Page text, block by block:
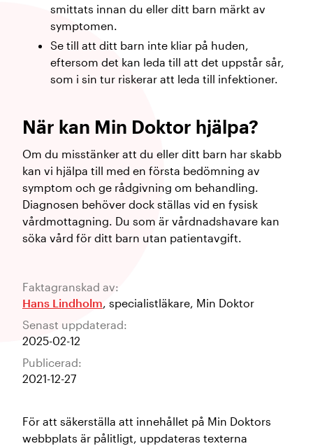
smittats innan du eller ditt barn märkt av
symptomen.
Se till att ditt barn inte kliar på huden,
eftersom det kan leda till att det uppstår sår,
som i sin tur riskerar att leda till infektioner.
När kan Min Doktor hjälpa?
Om du misstänker att du eller ditt barn har skabb
kan vi hjälpa till med en första bedömning av
symptom och ge rådgivning om behandling.
Diagnosen behöver dock ställas vid en fysisk
vårdmottagning. Du som är vårdnadshavare kan
söka vård för ditt barn utan patientavgift.
Faktagranskad av:
Hans Lindholm, specialistläkare, Min Doktor
Senast uppdaterad:
2025-02-12
Publicerad:
2021-12-27
För att säkerställa att innehållet på Min Doktors
webbplats är pålitligt, uppdateras texterna